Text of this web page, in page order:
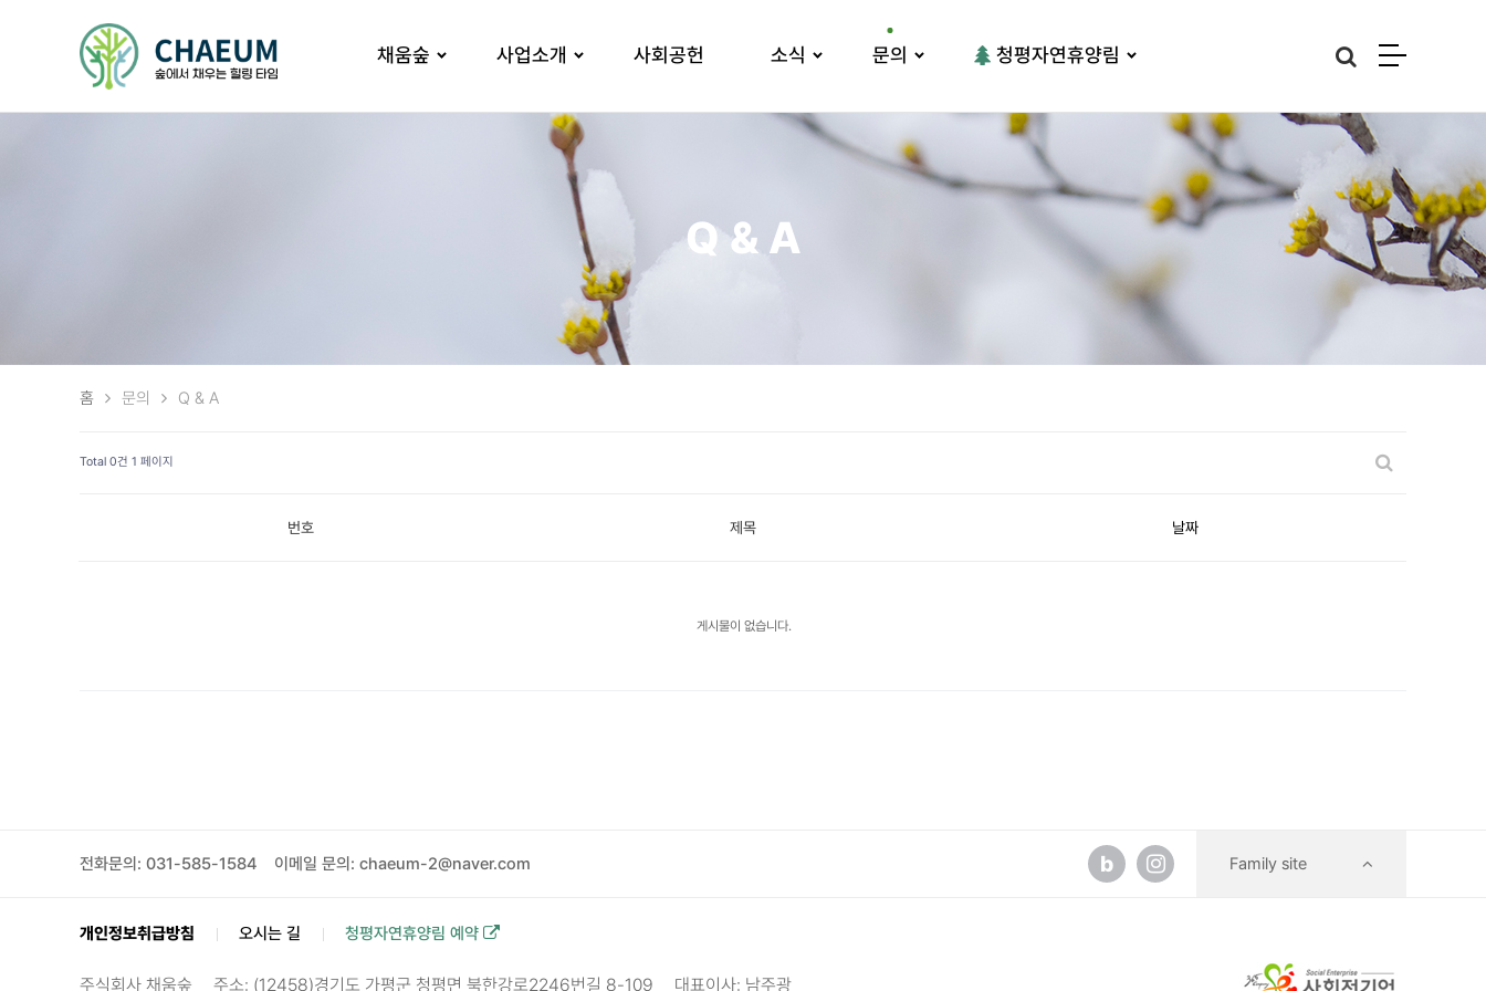
채움숲 사업소개 사회공헌 소식 문의 청평자연휴양림
Q & A
홈 문의 Q & A
Total 0건 1 페이지
번호 제목 날짜
게시물이 없습니다.
전화문의: 031-585-1584 이메일 문의: chaeum-2@naver.com b Family site
개인정보취급방침 오시는 길 청평자연휴양림 예약
주식회사 채움숲 주소: (12458)경기도 가평군 청평면 북한강로2246번길 8-109 대표이사: 남주광